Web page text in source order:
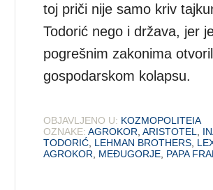
toj priči nije samo kriv
Todorić nego i država, jer
pogrešnim zakonima
gospodarskom kolapsu.
OBJAVLJENO U: KOZMOPOLITEIA
OZNAKE: AGROKOR ,ARISTOTEL
TODORIĆ LEHMAN BROTHERS
AGROKOR
MEĐUGORJE PAPA